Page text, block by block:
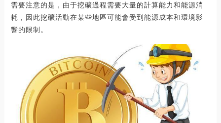
需要注意的是，由于挖礦過程需要大量的計算能力和能源消
耗，因此挖礦活動在某些地區可能會受到能源成本和環境影
響的限制。